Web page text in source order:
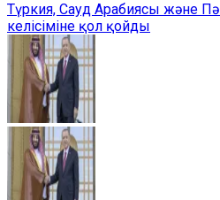
Түркия, Сауд Арабиясы және
келісіміне қол қойды